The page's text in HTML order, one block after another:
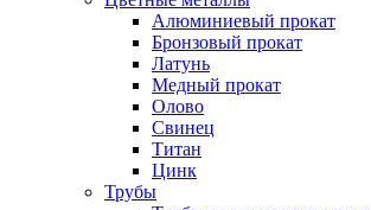
Алюминиевый прокат
Бронзовый прокат
Латунь
Медный прокат
Олово
Свинец
Титан
Цинк
Трубы